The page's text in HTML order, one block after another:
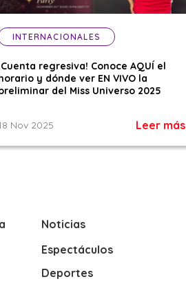
INTERNACIONALES
regresiva! Conoce AQUÍ el
y dónde ver EN VIVO la
del Miss Universo 2025
Nov 2025 Leer más
Noticias
Espectáculos
Deportes